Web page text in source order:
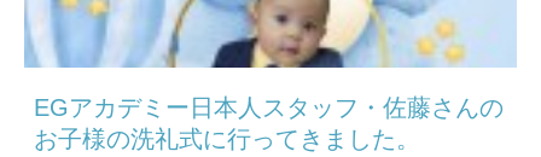
EGアカデミー日本人スタッフ・佐藤さんの
お子様の洗礼式に行ってきました。